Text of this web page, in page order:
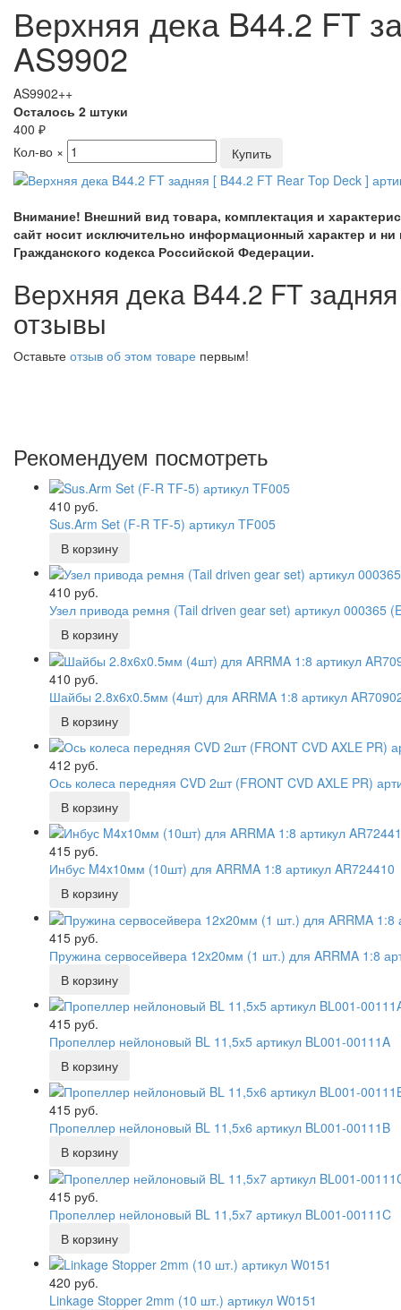
Верхняя дека B44.2 FT
AS9902
AS9902++
Осталось 2 штуки
400 ₽
Кол-во ×
Внимание! Внешний вид товара, комплектация и
сайт носит исключительно информационный характер и
Гражданского кодекса Российской Федерации.
Верхняя дека B44.2 FT
отзывы
Оставьте отзыв об этом товаре первым!
Рекомендуем посмотреть
410 руб.
Sus.Arm Set (F-R TF-5) артикул TF005
410 руб.
Узел привода ремня (Tail driven gear set) артикул 000365
410 руб.
Шайбы 2.8x6x0.5мм (4шт) для ARRMA 1:8 артикул
412 руб.
Ось колеса передняя CVD 2шт (FRONT CVD AXLE PR)
415 руб.
Инбус M4x10мм (10шт) для ARRMA 1:8 артикул AR724410
415 руб.
Пружина сервосейвера 12x20мм (1 шт.) для ARRMA 1:8
415 руб.
Пропеллер нейлоновый BL 11,5х5 артикул BL001-00111A
415 руб.
Пропеллер нейлоновый BL 11,5х6 артикул BL001-00111B
415 руб.
Пропеллер нейлоновый BL 11,5х7 артикул BL001-00111C
420 руб.
Linkage Stopper 2mm (10 шт.) артикул W0151